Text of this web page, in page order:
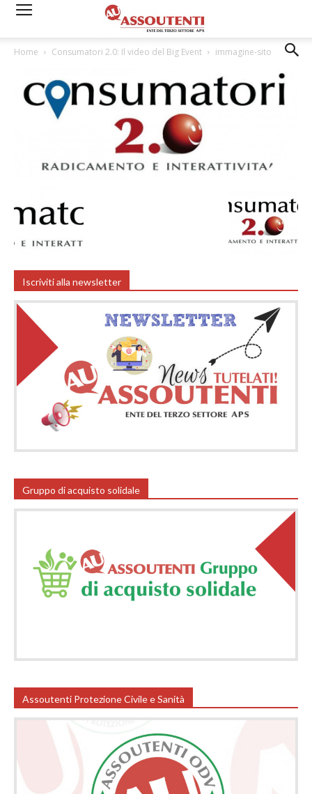
Home Consumatori 2.0: Il video del Big Event immagine-sito
Iscriviti alla newsletter
Gruppo di acquisto solidale
Assoutenti Protezione Civile e Sanità